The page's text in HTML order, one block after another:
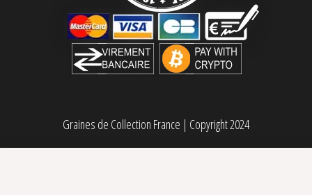
Graines de Collection France | Copyright 2024